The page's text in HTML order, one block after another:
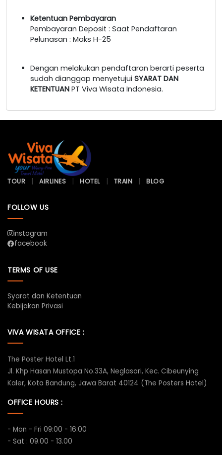
Ketentuan Pembayaran
Pembayaran Deposit : Saat Pendaftaran
Pelunasan : Maks H-25
Dengan melakukan pendaftaran berarti peserta
sudah dianggap menyetujui SYARAT DAN
KETENTUAN PT Viva Wisata Indonesia.
TOUR AIRLINES HOTEL TRAIN BLOG
FOLLOW US
instagram
facebook
TERMS OF USE
Syarat dan Ketentuan
Kebijakan Privasi
VIVA WISATA OFFICE :
The Poster Hotel Lt.1
Jl. Khp Hasan Mustopa No.33A, Neglasari, Kec. Cibeunying
Kaler, Kota Bandung, Jawa Barat 40124 (The Posters Hotel)
OFFICE HOURS :
- Mon - Fri 09:00 - 16:00
- Sat : 09.00 - 13.00